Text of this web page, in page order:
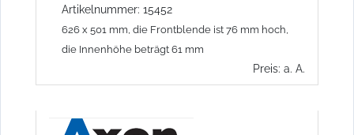
Artikelnummer: 15452
626 x 501 mm, die Frontblende ist 76 mm hoch,
die Innenhöhe beträgt 61 mm
Preis: a. A.